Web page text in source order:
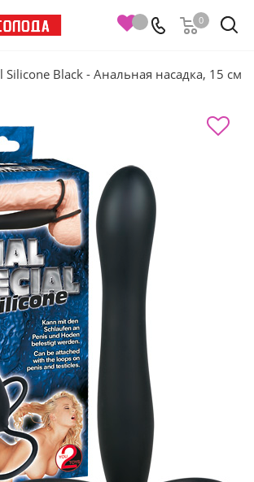
0
Silicone Black - Анальная насадка, 15 см